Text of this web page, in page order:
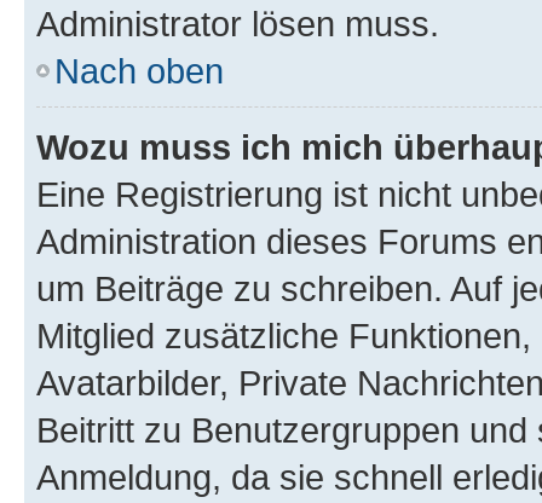
Administrator lösen muss.
Nach oben
Wozu muss ich mich
Eine Registrierung ist nicht
Administration dieses Forums
um Beiträge zu schreiben. Auf
Mitglied zusätzliche
Avatarbilder, Private
Beitritt zu Benutzergruppen
Anmeldung, da sie schnell